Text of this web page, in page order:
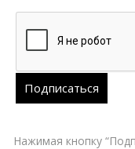
Нажимая кнопку